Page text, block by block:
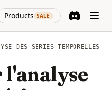
Products SALE
(opens in a
DES SÉRIES TEMPORELLES :